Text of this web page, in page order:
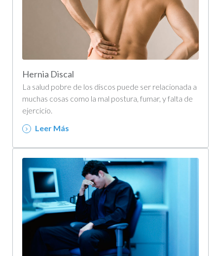
Hernia Discal
La salud pobre de los discos puede ser relacionada a
muchas cosas como la mal postura, fumar, y falta de
ejercicio.
Leer Más